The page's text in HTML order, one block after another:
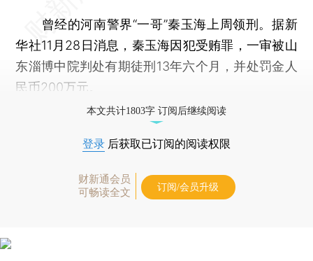
曾经的河南警界“一哥”秦玉海上周领刑。据新
华社11月28日消息，秦玉海因犯受贿罪，一审被山
东淄博中院判处有期徒刑13年六个月，并处罚金人
民币200万元。
本文共计1803字 订阅后继续阅读
登录 后获取已订阅的阅读权限
财新通会员
可畅读全文
订阅/会员升级